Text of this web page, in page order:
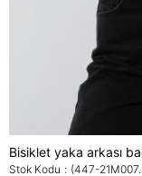
Bisiklet yaka arkası
Stok Kodu (447-